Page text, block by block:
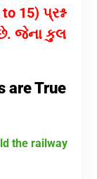
15) પ્રશ્ન
છે. જેના કુલ
are True
the railway